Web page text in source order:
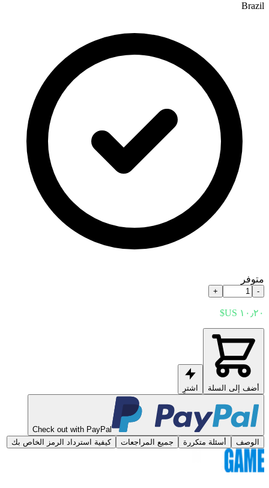
Brazil
متوفر
-
+
أضف إلى السلة اشترِ
Check out with PayPal
الوصف
أسئلة متكررة جميع المراجعات كيفية استرداد الرمز الخاص بك